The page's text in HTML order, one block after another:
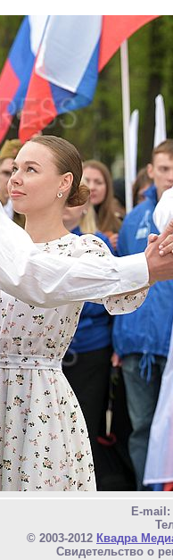
E-mail:
© 2003-2012 Квадра
Свидетельство о